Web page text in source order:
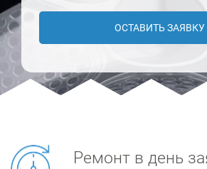
ОСТАВИТЬ ЗАЯВКУ
Ремонт в день